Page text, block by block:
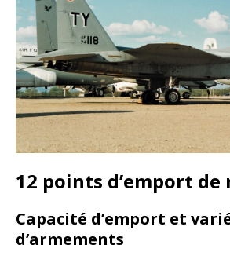
12 points d’emport de
Capacité d’emport et
d’armements